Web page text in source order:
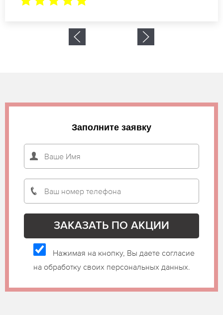
Заполните заявку
Нажимая на кнопку, Вы даете согласие
на обработку своих персональных данных.